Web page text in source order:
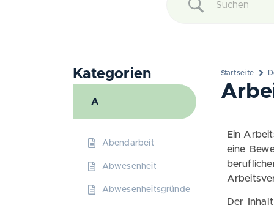
Kategorien
A
Abendarbeit
Abwesenheit
Abwesenheitsgründe
Startseite
Ein
eine
Der